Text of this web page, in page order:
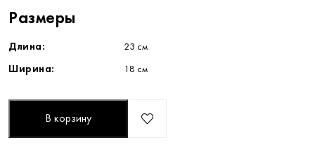
Размеры
Длина: 23 см
Ширина: 18 см
В корзину